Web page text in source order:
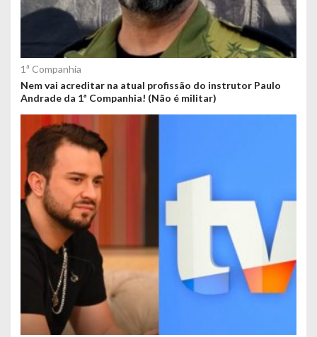
1ª Companhia
Nem vai acreditar na atual profissão do instrutor Paulo
Andrade da 1ª Companhia! (Não é militar)